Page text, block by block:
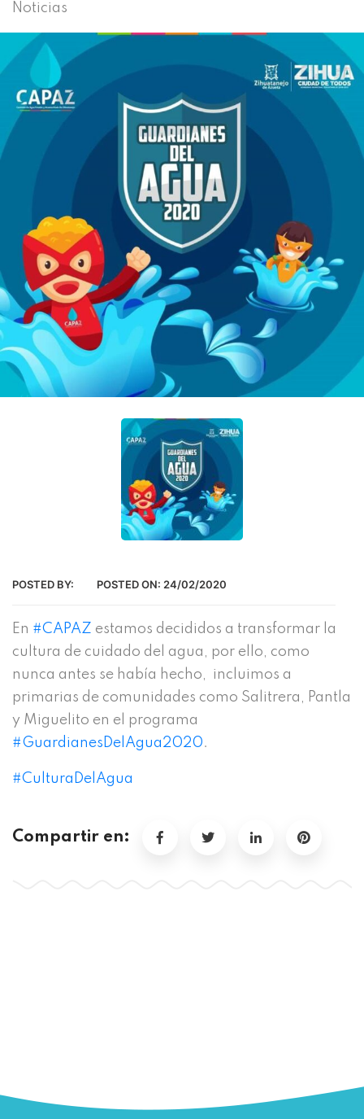
Noticias
POSTED BY: POSTED ON: 24/02/2020
En #CAPAZ estamos decididos a transformar la
cultura de cuidado del agua, por ello, como
nunca antes se había hecho, incluimos a
primarias de comunidades como Salitrera, Pantla
y Miguelito en el programa
#GuardianesDelAgua2020.
#CulturaDelAgua
Compartir en: